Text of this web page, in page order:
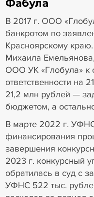
Фабула
В 2017 г. ООО
банкротом по
Красноярскому
Михаила
ООО УК «Глобула» к
ответственности на
21,2 млн рублей —
бюджетом, а
В марте 2022 г.
финансирования
завершения
2023 г. конкурсный
обратилась в суд с
УФНС 522 тыс.